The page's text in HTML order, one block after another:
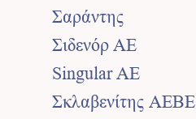
Σαράντης
Σιδενόρ ΑΕ
Singular AE
Σκλαβενίτης AEBE